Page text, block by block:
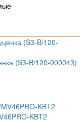
(S3-B/120-000043)
KBT2